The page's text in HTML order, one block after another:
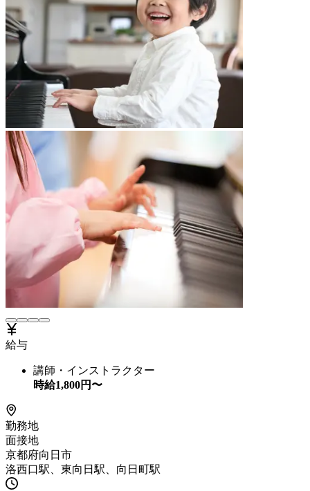
給与
講師・インストラクター
時給1,800円〜
勤務地
面接地
京都府向日市
洛西口駅、東向日駅、向日町駅